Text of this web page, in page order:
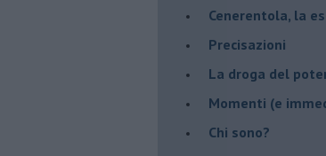
Cenerentola, la
Precisazioni
La droga del
Momenti (e
Chi sono?